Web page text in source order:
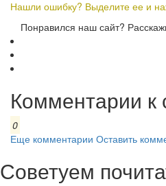
Нашли ошибку? Выделите ее и
Понравился наш сайт?
Комментарии к
0
Еще комментарии Оставить
Советуем